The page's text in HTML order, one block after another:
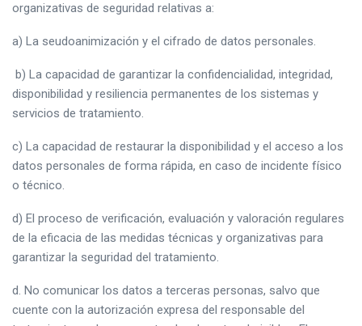
organizativas de seguridad relativas a:
a) La seudoanimización y el cifrado de datos personales.
b) La capacidad de garantizar la confidencialidad, integridad,
disponibilidad y resiliencia permanentes de los sistemas y
servicios de tratamiento.
c) La capacidad de restaurar la disponibilidad y el acceso a los
datos personales de forma rápida, en caso de incidente físico
o técnico.
d) El proceso de verificación, evaluación y valoración regulares
de la eficacia de las medidas técnicas y organizativas para
garantizar la seguridad del tratamiento.
d. No comunicar los datos a terceras personas, salvo que
cuente con la autorización expresa del responsable del